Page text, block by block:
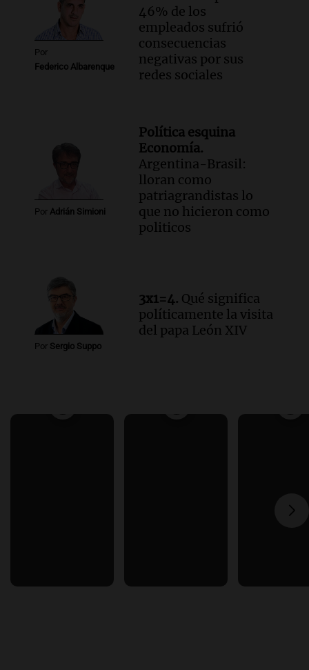
Por
Federico Albarenque
46% de los
empleados sufrió
consecuencias
negativas por sus
redes sociales
Por Adrián Simioni
Política esquina
Economía.
Argentina-Brasil:
lloran como
patriagrandistas lo
que no hicieron como
politicos
Por Sergio Suppo
3x1=4. Qué significa
políticamente la visita
del papa León XIV